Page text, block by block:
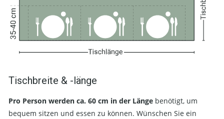
Tischbreite & -länge
Pro Person werden ca. 60 cm in der Länge benötigt, um
bequem sitzen und essen zu können. Wünschen Sie ein